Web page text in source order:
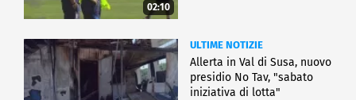
02:10
ULTIME NOTIZIE
Allerta in Val di Susa, nuovo
presidio No Tav, "sabato
iniziativa di lotta"